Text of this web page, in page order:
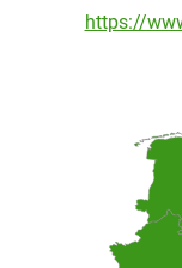
https://